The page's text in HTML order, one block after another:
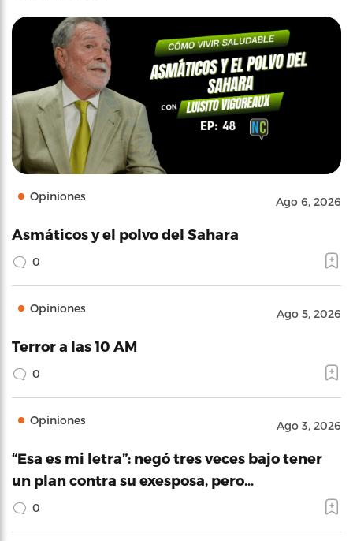
Opiniones Ago 6, 2026
Asmáticos y el polvo del Sahara
0
Opiniones Ago 5, 2026
Terror a las 10 AM
0
Opiniones Ago 3, 2026
“Esa es mi letra”: negó tres veces bajo tener
un plan contra su exesposa, pero…
0